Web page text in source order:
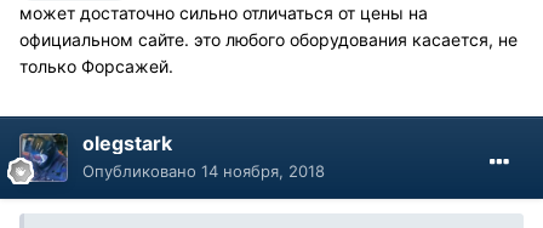
может достаточно сильно отличаться от цены на
официальном сайте. это любого оборудования касается, не
только Форсажей.
olegstark
Опубликовано 14 ноября, 2018